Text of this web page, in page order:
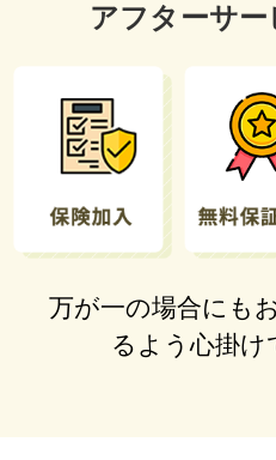
アフターサー
万が⼀の場合にも
るよう⼼掛け